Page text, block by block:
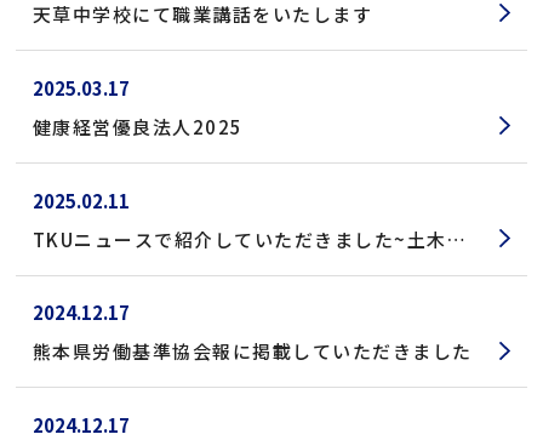
天草中学校にて職業講話をいたします
2025.03.17
健康経営優良法人2025
2025.02.11
TKUニュースで紹介していただきました~土木の
2024.12.17
熊本県労働基準協会報に掲載していただきました
2024.12.17